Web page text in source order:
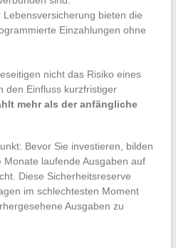
Lebensversicherung bieten die
Einzahlungen ohne
nicht das Risiko eines
den Einfluss kurzfristiger
mehr als der anfängliche
Bevor Sie investieren, bilden
laufende Ausgaben auf
Diese Sicherheitsreserve
im schlechtesten Moment
Ausgaben zu